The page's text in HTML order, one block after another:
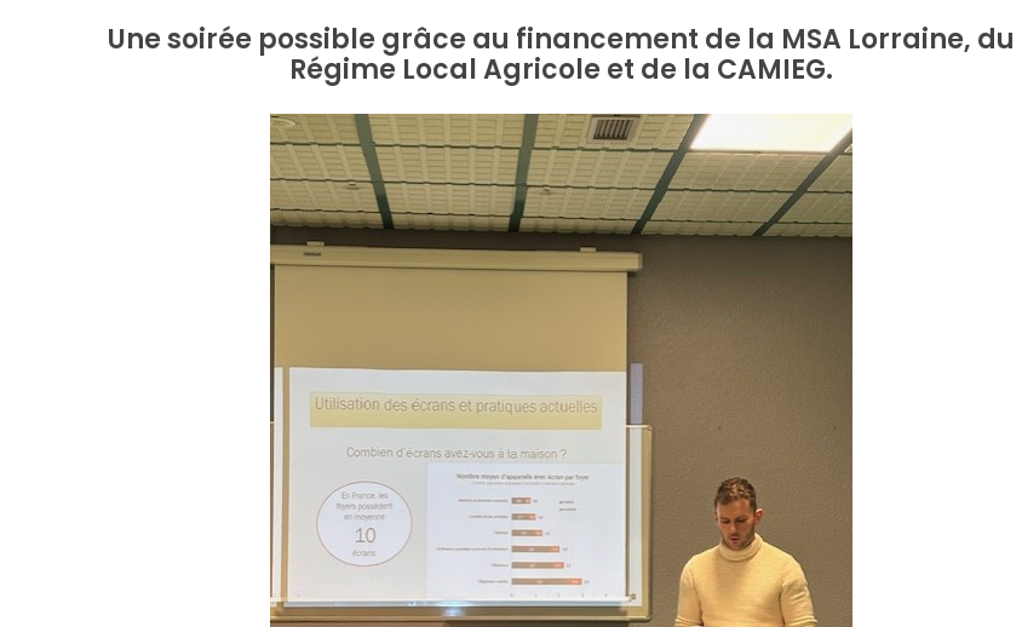
Une soirée possible grâce au financement de la MSA Lorraine, du
Régime Local Agricole et de la CAMIEG.